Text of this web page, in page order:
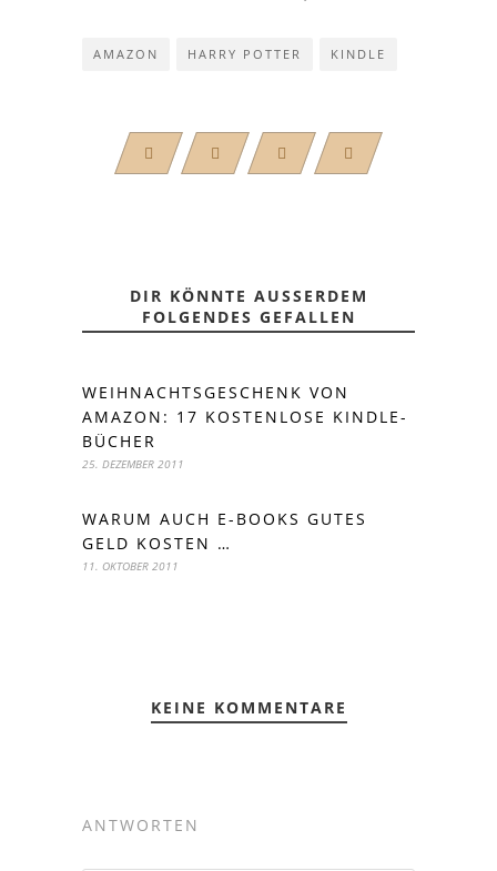
AMAZON HARRY POTTER KINDLE
DIR KÖNNTE AUSSERDEM F
OLGENDES GEFALLEN
WEIHNACHTSGESCHENK VON
AMAZON: 17 KOSTENLOSE KINDLE-
BÜCHER
25. DEZEMBER 2011
WARUM AUCH E-BOOKS GUTES
GELD KOSTEN …
11. OKTOBER 2011
KEINE KOMMENTARE
ANTWORTEN